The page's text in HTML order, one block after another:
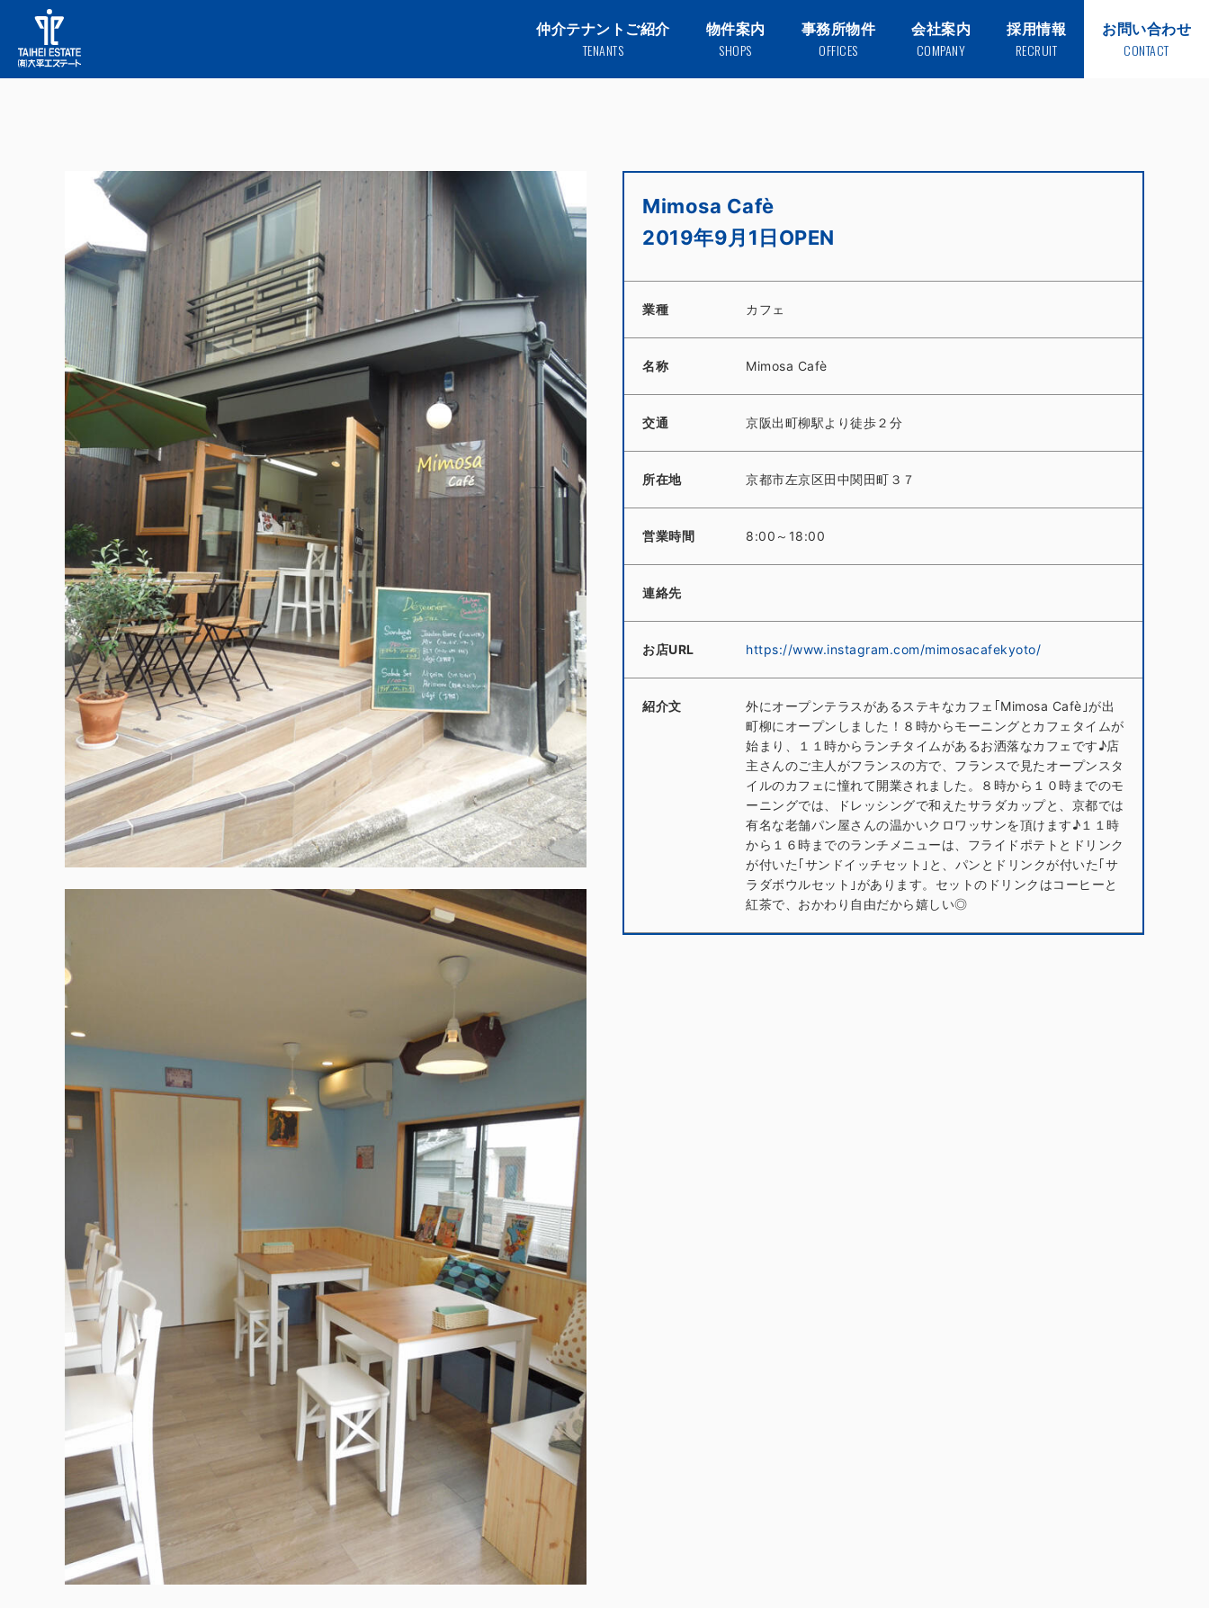
仲介テナントご紹介
TENANTS
物件案内
SHOPS
事務所物件
OFFICES
会社案内
COMPANY
採用情報
RECRUIT
お問い合わせ
CONTACT
Mimosa Cafè
2019年9月1日OPEN
業種 カフェ
名称 Mimosa Cafè
交通 京阪出町柳駅より徒歩２分
所在地 京都市左京区田中関田町３７
営業時間 8:00～18:00
連絡先
お店URL https://www.instagram.com/mimosacafekyoto/
紹介文
外にオープンテラスがあるステキなカフェ｢Mimosa Cafè｣が出
町柳にオープンしました！８時からモーニングとカフェタイムが
始まり、１１時からランチタイムがあるお洒落なカフェです♪店
主さんのご主人がフランスの方で、フランスで見たオープンスタ
イルのカフェに憧れて開業されました。８時から１０時までのモ
ーニングでは、ドレッシングで和えたサラダカップと、京都では
有名な老舗パン屋さんの温かいクロワッサンを頂けます♪１１時
から１６時までのランチメニューは、フライドポテトとドリンク
が付いた｢サンドイッチセット｣と、パンとドリンクが付いた｢サ
ラダボウルセット｣があります。セットのドリンクはコーヒーと
紅茶で、おかわり自由だから嬉しい◎